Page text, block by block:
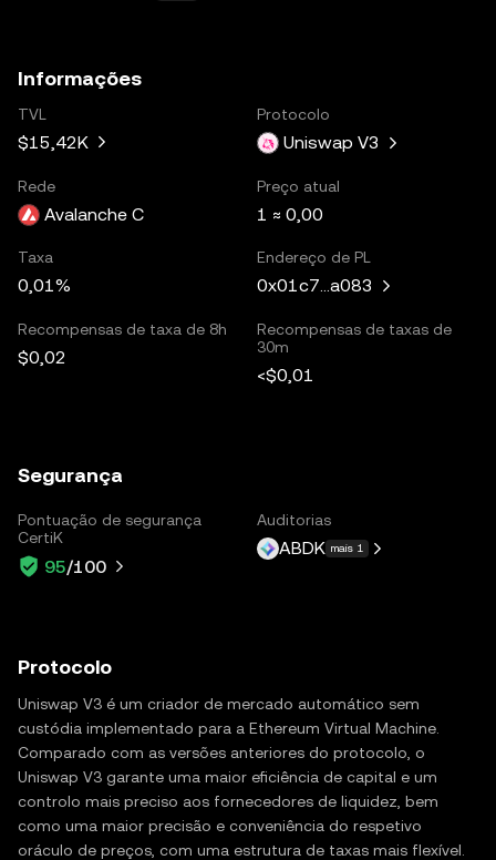
Informações
TVL
$15,42K
Protocolo
Uniswap V3
Rede
Avalanche C
Preço atual
1 ≈ 0,00
Taxa
0,01%
Endereço de PL
0x01c7...a083
Recompensas de taxa de 8h
$0,02
Recompensas de taxas de
30m
<$0,01
Segurança
Pontuação de segurança
CertiK
95/100
Auditorias
ABDK mais 1
Protocolo
Uniswap V3 é um criador de mercado automático sem
custódia implementado para a Ethereum Virtual Machine.
Comparado com as versões anteriores do protocolo, o
Uniswap V3 garante uma maior eficiência de capital e um
controlo mais preciso aos fornecedores de liquidez, bem
como uma maior precisão e conveniência do respetivo
oráculo de preços, com uma estrutura de taxas mais flexível.